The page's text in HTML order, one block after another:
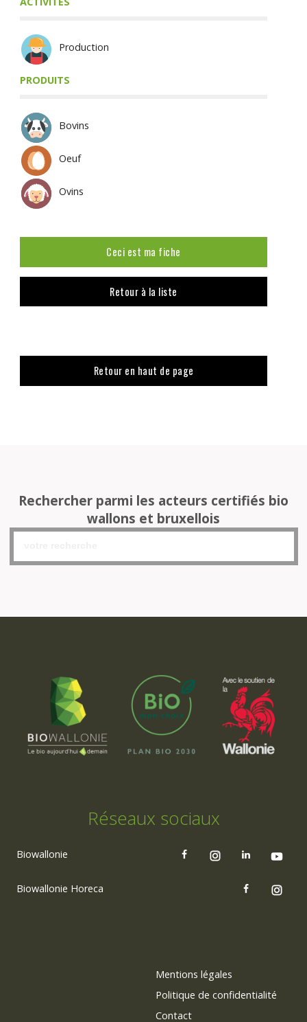
Production
PRODUITS
Bovins
Oeuf
Ovins
Ceci est ma fiche
Retour à la liste
Retour en haut de page
Rechercher parmi les acteurs certifiés bio
wallons et bruxellois
Réseaux sociaux
Biowallonie
Biowallonie Horeca
Mentions légales
Politique de confidentialité
Contact